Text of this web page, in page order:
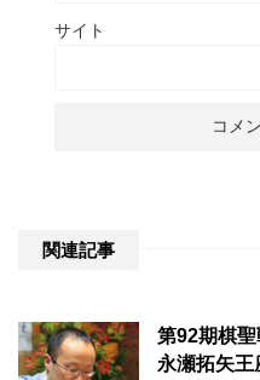
サイト
関連記事
第92期棋
永瀬拓矢王